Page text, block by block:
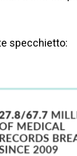
specchietto: